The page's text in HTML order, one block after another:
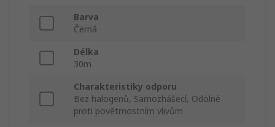
Barva
Černá
Délka
30m
Charakteristiky odporu
Bez halogenů, Samozhášecí, Odolné
proti povětrnostním vlivům